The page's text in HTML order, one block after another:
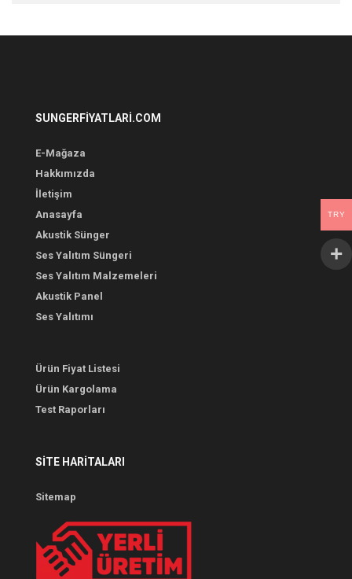
SUNGERFIYATLARI.COM
E-Mağaza
Hakkımızda
İletişim
Anasayfa
Akustik Sünger
Ses Yalıtım Süngeri
Ses Yalıtım Malzemeleri
Akustik Panel
Ses Yalıtımı
Ürün Fiyat Listesi
Ürün Kargolama
Test Raporları
SITE HARITALARI
Sitemap
TRY